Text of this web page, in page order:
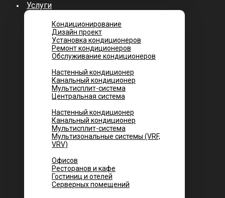
Услуги
Кондиционирование
Дизайн проект
Установка кондиционеров
Ремонт кондиционеров
Обслуживание кондиционеров
Настенный кондиционер
Канальный кондиционер
Мультисплит-система
Центральная система
Настенный кондиционер
Канальный кондиционер
Мультисплит-система
Мультизональные системы (VRF,
VRV)
Офисов
Ресторанов и кафе
Гостиниц и отелей
Серверных помещений